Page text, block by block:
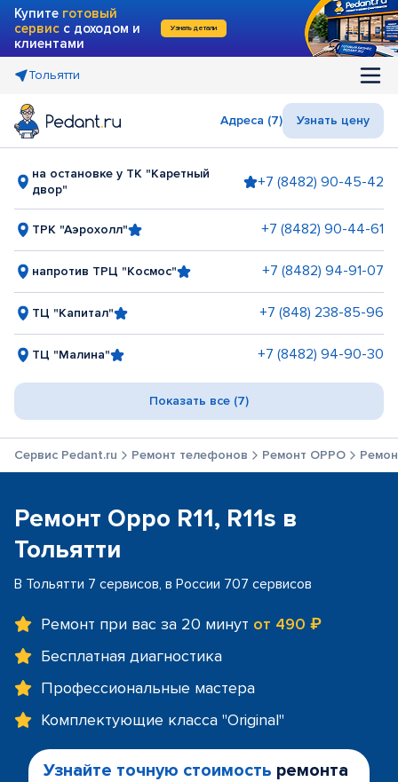
Купите готовый
сервис с доходом и
клиентами
Узнать детали
Тольятти
Адреса (7) Узнать цену
на остановке у ТК "Каретный
двор"
+7 (8482) 90-45-42
ТРК "Аэрохолл" +7 (8482) 90-44-61
напротив ТРЦ "Космос" +7 (8482) 94-91-07
ТЦ "Капитал" +7 (848) 238-85-96
ТЦ "Малина" +7 (8482) 94-90-30
Показать все (7)
Сервис Pedant.ru Ремонт телефонов Ремонт OPPO
Ремонт Oppo R11, R11s в
Тольятти
В Тольятти 7 сервисов, в России 707 сервисов
Ремонт при вас за 20 минут от 490 ₽
Бесплатная диагностика
Профессиональные мастера
Комплектующие класса "Original"
Узнайте точную стоимость ремонта